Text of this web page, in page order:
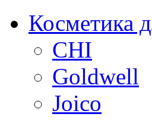
Косметика
CHI
Goldwell
Joico